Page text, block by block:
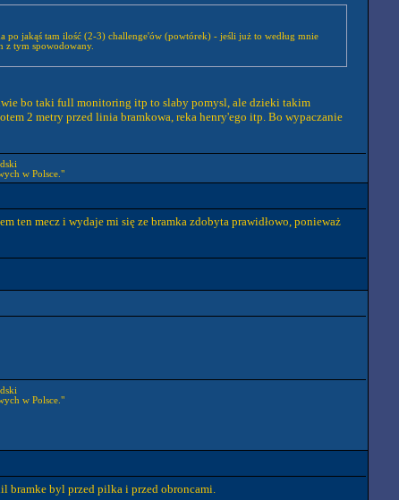
po jakąś tam ilość (2-3) challenge'ów (powtórek) - jeśli już to według mnie
z tym spowodowany.
bo taki full monitoring itp to slaby pomysl, ale dzieki takim
2 metry przed linia bramkowa, reka henry'ego itp. Bo wypaczanie
w Polsce."
ten mecz i wydaje mi się ze bramka zdobyta prawidłowo, ponieważ
w Polsce."
bramke byl przed pilka i przed obroncami.